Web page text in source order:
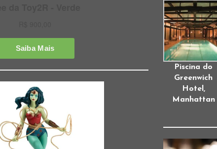
Piscina do
Greenwich
Hotel,
Manhattan